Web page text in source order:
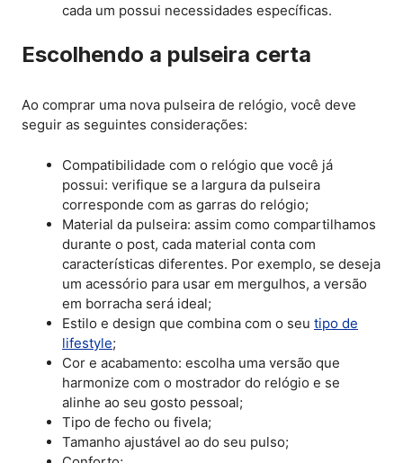
cada um possui necessidades específicas.
Escolhendo a pulseira certa
Ao comprar uma nova pulseira de relógio, você deve
seguir as seguintes considerações:
Compatibilidade com o relógio que você já
possui: verifique se a largura da pulseira
corresponde com as garras do relógio;
Material da pulseira: assim como compartilhamos
durante o post, cada material conta com
características diferentes. Por exemplo, se deseja
um acessório para usar em mergulhos, a versão
em borracha será ideal;
Estilo e design que combina com o seu tipo de
lifestyle;
Cor e acabamento: escolha uma versão que
harmonize com o mostrador do relógio e se
alinhe ao seu gosto pessoal;
Tipo de fecho ou fivela;
Tamanho ajustável ao do seu pulso;